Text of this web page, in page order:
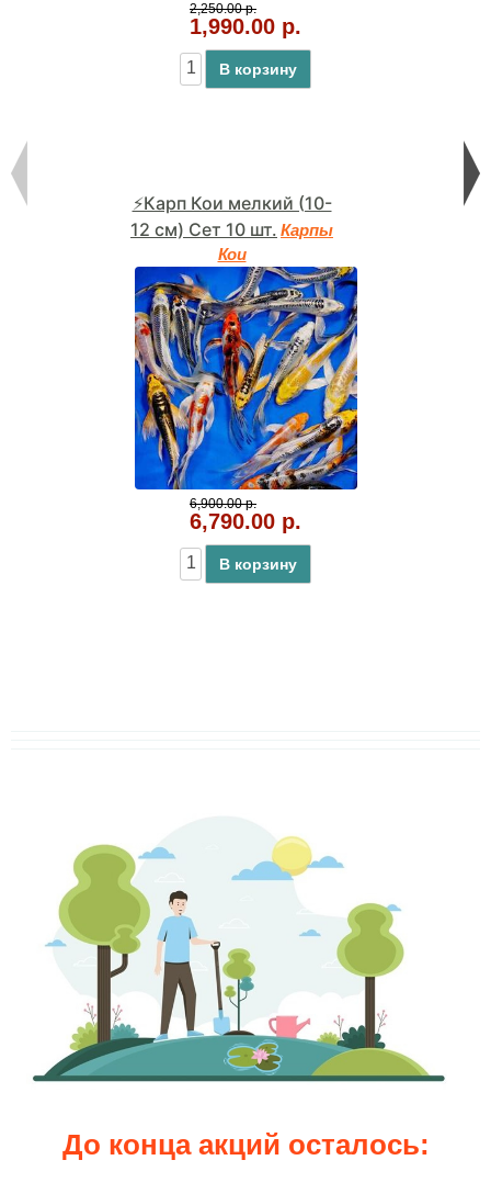
2,250.00 р.
1,990.00 р.
В корзину
⚡Карп Кои мелкий (10-
12 см) Сет 10 шт. Карпы
Кои
6,900.00 р.
6,790.00 р.
В корзину
До конца акций осталось: